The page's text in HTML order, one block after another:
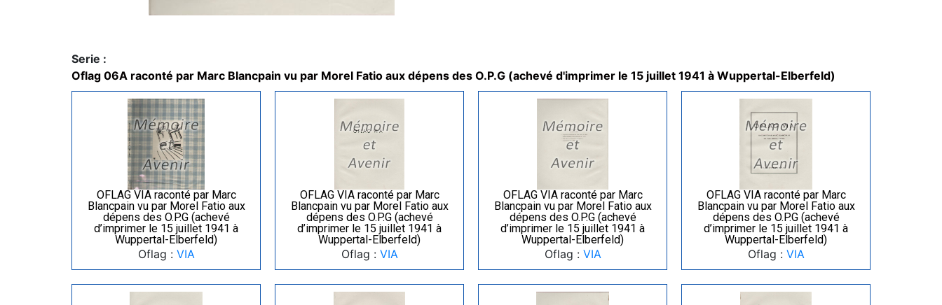
Serie :
Oflag 06A raconté par Marc Blancpain vu par Morel Fatio aux dépens des O.P.G (achevé d'imprimer le 15 juillet 1941 à Wuppertal-Elberfeld)
OFLAG VIA raconté par Marc
Blancpain vu par Morel Fatio aux
dépens des O.P.G (achevé
d’imprimer le 15 juillet 1941 à
Wuppertal-Elberfeld)
Oflag : VIA
OFLAG VIA raconté par Marc
Blancpain vu par Morel Fatio aux
dépens des O.P.G (achevé
d’imprimer le 15 juillet 1941 à
Wuppertal-Elberfeld)
Oflag : VIA
OFLAG VIA raconté par Marc
Blancpain vu par Morel Fatio aux
dépens des O.P.G (achevé
d’imprimer le 15 juillet 1941 à
Wuppertal-Elberfeld)
Oflag : VIA
OFLAG VIA raconté par Marc
Blancpain vu par Morel Fatio aux
dépens des O.P.G (achevé
d’imprimer le 15 juillet 1941 à
Wuppertal-Elberfeld)
Oflag : VIA